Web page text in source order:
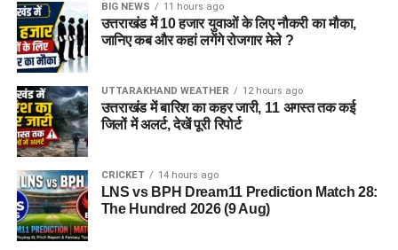
BIG NEWS 11 hours ago
उत्तराखंड में 10 हजार युवाओं के लिए नौकरी का मौका,
जानिए कब और कहां लगेंगे रोजगार मेले ?
UTTARAKHAND WEATHER 12 hours ago
उत्तराखंड में बारिश का कहर जारी, 11 अगस्त तक कई
जिलों में अलर्ट, देखें पूरी रिपोर्ट
CRICKET 14 hours ago
LNS vs BPH Dream11 Prediction Match 28:
The Hundred 2026 (9 Aug)